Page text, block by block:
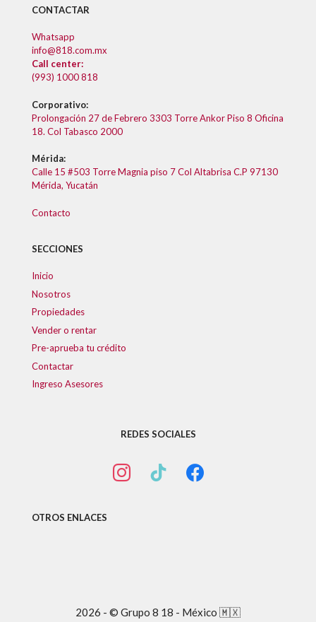
CONTACTAR
Whatsapp
info@818.com.mx
Call center:
(993) 1000 818
Corporativo:
Prolongación 27 de Febrero 3303 Torre Ankor Piso 8 Oficina
18. Col Tabasco 2000
Mérida:
Calle 15 #503 Torre Magnia piso 7 Col Altabrisa C.P 97130
Mérida, Yucatán
Contacto
SECCIONES
Inicio
Nosotros
Propiedades
Vender o rentar
Pre-aprueba tu crédito
Contactar
Ingreso Asesores
REDES SOCIALES
OTROS ENLACES
2026 - © Grupo 8 18 - México 🇲🇽